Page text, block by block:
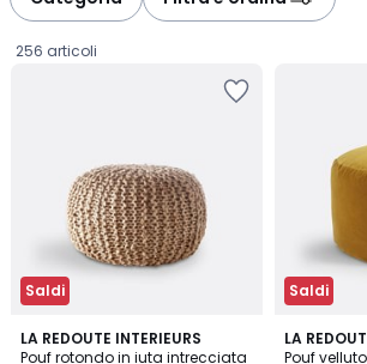
256 articoli
Saldi
LA REDOUTE INTERIEURS
Pouf rotondo in iuta intrecciata
4
/
Saldi
LA
Pouf
4,3
/ 5
7